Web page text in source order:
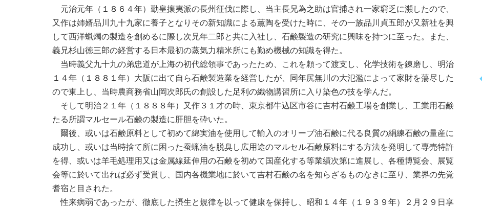
元治元年（１８６４年）勤皇攘夷派の長州征伐に際し、当主長兄為之助は官捕され一家窮乏に瀕したので、
又作は姉婿品川九十九家に養子となりその新知識による薫陶を受けた時に、その一族品川貞五郎が又新社を興
して西洋蝋燭の製造を創めるに際し次兄年二郎と共に入社し、石鹸製造の研究に興味を持つに至った。また、
義兄杉山徳三郎の経営する日本最初の蒸気力精米所にも勤め機械の知識を得た。
当時義父九十九の弟忠道が上海の初代総領事であったため、これを頼って渡支し、化学技術を錬磨し、明治
１４年（１８８１年）大阪に出て自ら石鹸製造業を経営したが、同年尻無川の大氾濫によって家財を蕩尽した
ので東上し、当時農商務省山岡次郎氏の創設した足利の織物講習所に入り染色の技を学んだ。
そして明治２１年（１８８８年）又作３１才の時、東京都牛込区市谷に吉村石鹸工場を創業し、工業用石鹸
たる所謂マルセール石鹸の製造に肝胆を砕いた。
爾後、或いは石鹸原料として初めて綿実油を使用して輸入のオリーブ油石鹸に代る良質の絹練石鹸の量産に
成功し、或いは当時捨て所に困った蚕蝋油を脱臭し広用途のマルセル石鹸原料にする方法を発明して専売特許
を得、或いは羊毛処理用又は金属線延伸用の石鹸を初めて国産化する等業績次第に進展し、各種博覧会、展覧
会等に於いて出れば必ず受賞し、国内各機業地に於いて吉村石鹸の名を知らざるものなきに至り、業界の先覚
耆宿と目された。
性来病弱であったが、徹底した摂生と規律を以って健康を保持し、昭和１４年（１９３９年）２月２９日享